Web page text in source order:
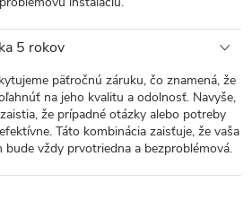
5 rokov
päťročnú záruku, čo znamená, že
na jeho kvalitu a odolnosť. Navyše,
že prípadné otázky alebo potreby
Táto kombinácia zaisťuje, že vaša
vždy prvotriedna a bezproblémová.